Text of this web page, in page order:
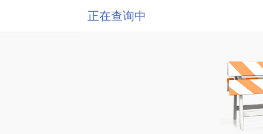
正在查询中